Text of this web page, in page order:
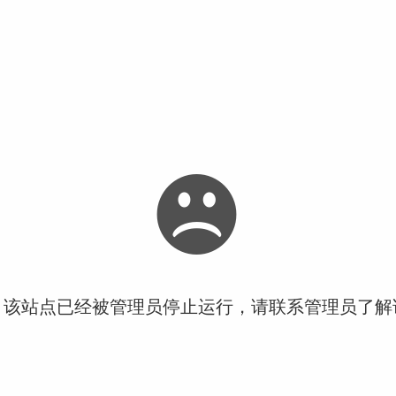
站点已经被管理员停止运行，请联系管理员了